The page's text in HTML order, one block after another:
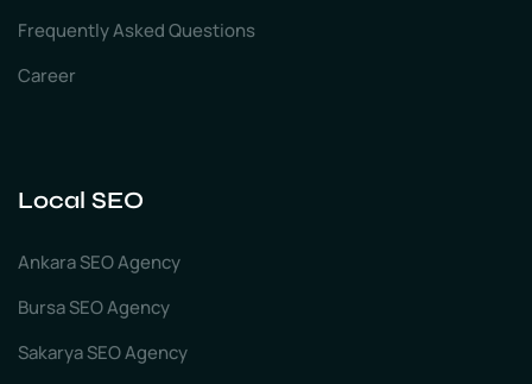
Frequently Asked Questions
Career
Local SEO
Ankara SEO Agency
Bursa SEO Agency
Sakarya SEO Agency